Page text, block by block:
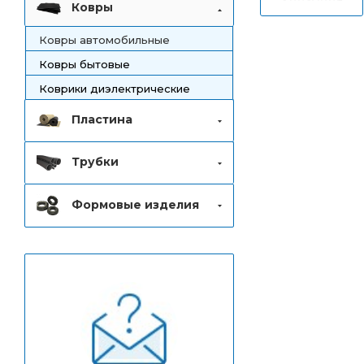
Ковры
Ковры автомобильные
Ковры бытовые
Коврики диэлектрические
Пластина
Трубки
Формовые изделия